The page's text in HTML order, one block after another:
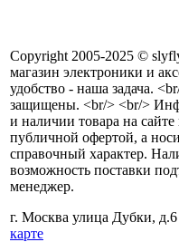
Copyright 2005-2025 ©
магазин электроники и
удобство - наша задача.
защищены. <br/> <br/>
и наличии товара на сайте
публичной офертой, а
справочный характер.
возможность поставки
менеджер.
г. Москва улица Дубки, д.6
карте